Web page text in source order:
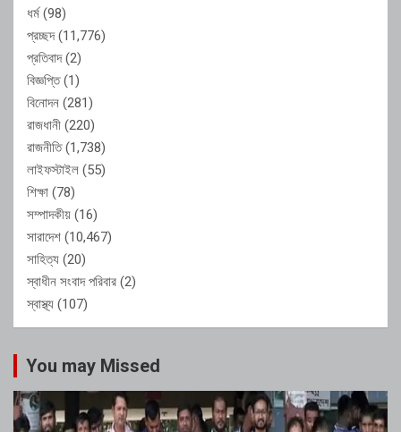
ধর্ম(98)
প্রচ্ছদ(11,776)
প্রতিবাদ(2)
বিজ্ঞপ্তি(1)
বিনোদন (281)
রাজধানী (220)
রাজনীতি(1,738)
লাইফস্টাইল (55)
শিক্ষা (78)
সম্পাদকীয় (16)
সারাদেশ (10,467)
সাহিত্য (20)
স্বাধীন সংবাদ পরিবার (2)
স্বাস্থ্য (107)
You may Missed